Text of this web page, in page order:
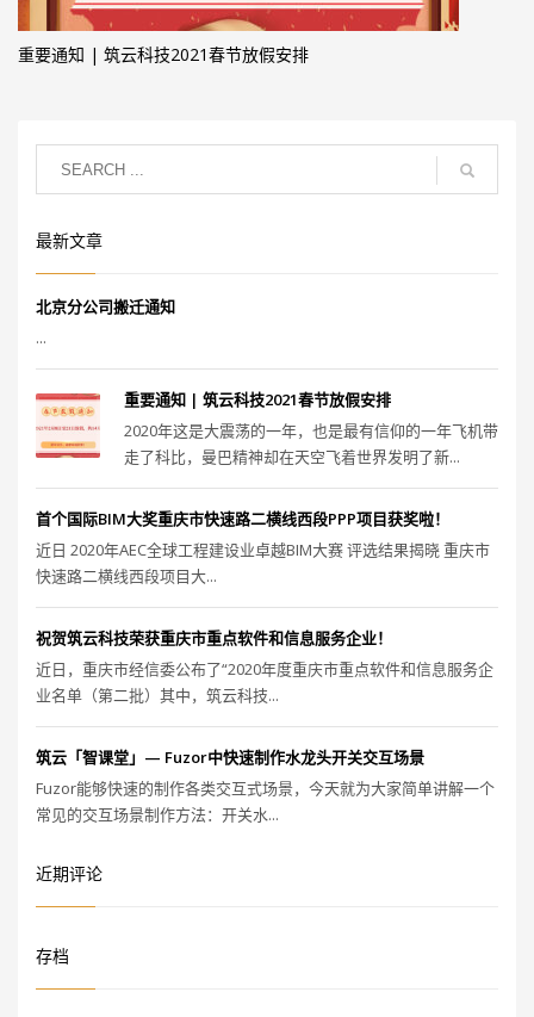
重要通知 | 筑云科技2021春节放假安排
最新文章
北京分公司搬迁通知
...
重要通知 | 筑云科技2021春节放假安排
2020年这是大震荡的一年，也是最有信仰的一年飞机带
走了科比，曼巴精神却在天空飞着世界发明了新...
首个国际BIM大奖重庆市快速路二横线西段PPP项目获奖啦！
近日 2020年AEC全球工程建设业卓越BIM大赛 评选结果揭晓 重庆市
快速路二横线西段项目大...
祝贺筑云科技荣获重庆市重点软件和信息服务企业！
近日，重庆市经信委公布了“2020年度重庆市重点软件和信息服务企
业名单（第二批）其中，筑云科技...
筑云「智课堂」— Fuzor中快速制作水龙头开关交互场景
Fuzor能够快速的制作各类交互式场景，今天就为大家简单讲解一个
常见的交互场景制作方法：开关水...
近期评论
存档